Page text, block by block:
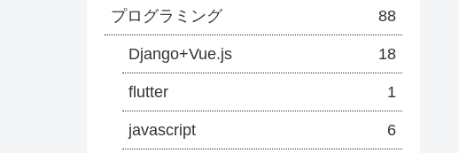
プログラミング 88
Django+Vue.js 18
flutter 1
javascript 6